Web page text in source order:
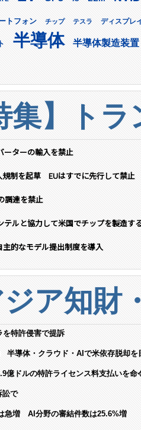
トフォン チップ テスラ ディスプレ
半導体 半導体製造装置
集】ト
ーターの輸入を禁止
規制を起草 EUはすでに先行して禁止
調達を禁止
テルと協力して米国でチップを製造す
主的なモデル提出制度を導入
ア知財
を特許侵害で提訴
半導体・クラウド・AIで米依存脱却を
億ドルの特許ライセンス料支払いを命
訟で
急増 AI分野の審結件数は25.6%増